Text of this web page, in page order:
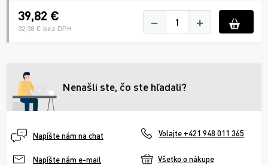
39,82 €
32,38 € bez DPH − +
Nenašli ste, čo ste hľadali?
Napíšte nám na chat Volajte +421 948 011 365
Napíšte nám e-mail Všetko o nákupe